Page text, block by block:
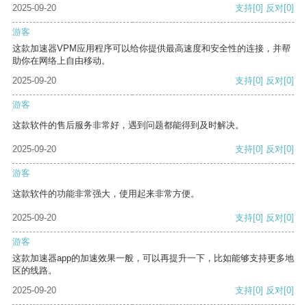
2025-09-20 支持[0] 反对[0]
游客
这款加速器VPM应用程序可以给你提供最高速度和安全性的连接，并帮
助你在网络上自由移动。
2025-09-20
支持[0] 反对[0]
游客
这款软件的售后服务非常好，遇到问题都能得到及时解决。
2025-09-20 支持[0] 反对[0]
游客
这款软件的功能非常强大，使用起来非常方便。
2025-09-20 支持[0] 反对[0]
游客
这款加速器app的加速效果一般，可以再提升一下，比如能够支持更多地
区的线路。
2025-09-20
支持[0] 反对[0]